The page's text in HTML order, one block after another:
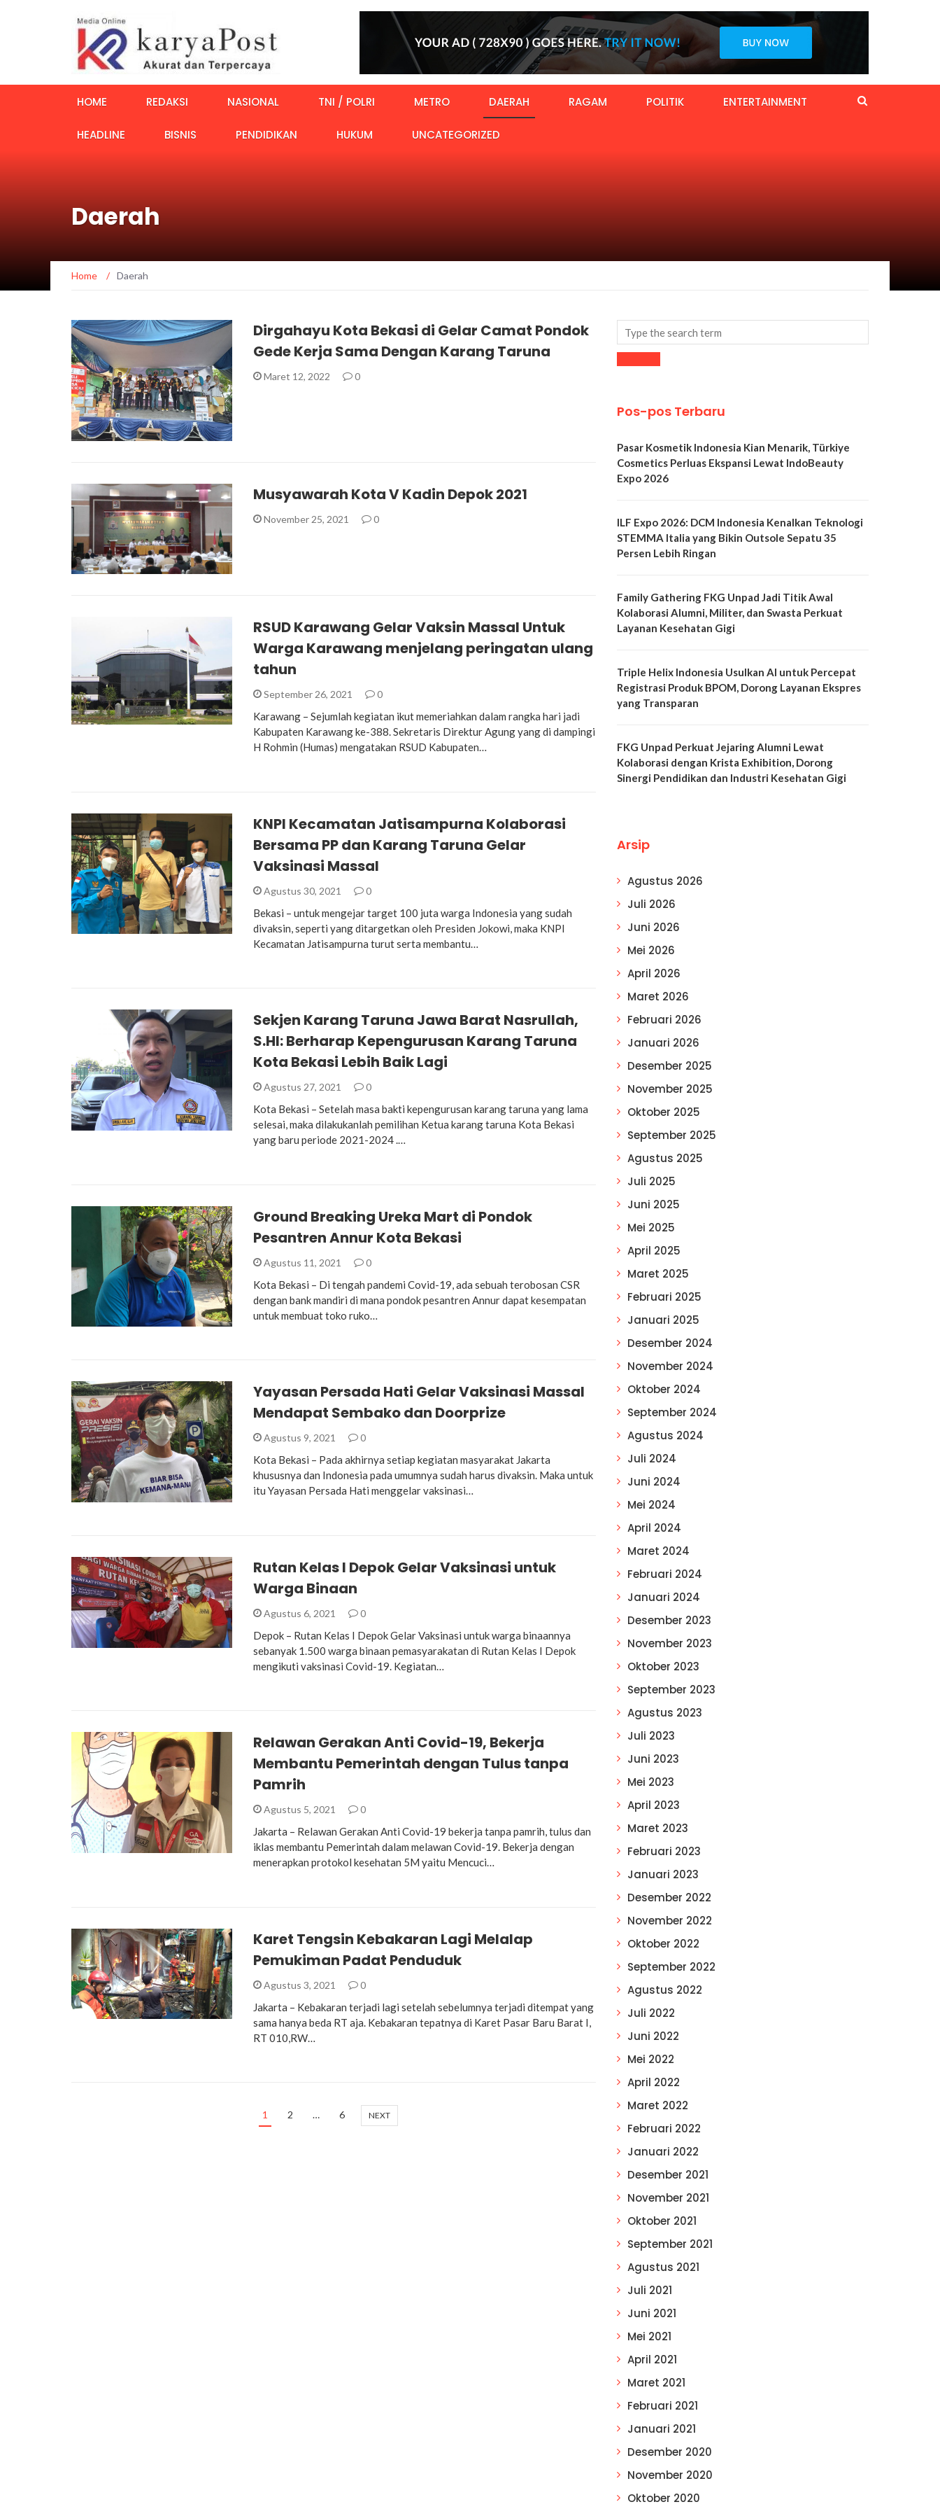
HOME REDAKSI NASIONAL TNI / POLRI METRO DAERAH RAGAM POLITIK ENTERTAINMENT
HEADLINE BISNIS PENDIDIKAN HUKUM UNCATEGORIZED
Daerah
Home / Daerah
Dirgahayu Kota Bekasi di Gelar Camat Pondok
Gede Kerja Sama Dengan Karang Taruna
Maret 12, 2022 0
Musyawarah Kota V Kadin Depok 2021
November 25, 2021 0
RSUD Karawang Gelar Vaksin Massal Untuk
Warga Karawang menjelang peringatan ulang
tahun
September 26, 2021 0
Karawang – Sejumlah kegiatan ikut memeriahkan dalam rangka hari jadi
Kabupaten Karawang ke-388. Sekretaris Direktur Agung yang di dampingi
H Rohmin (Humas) mengatakan RSUD Kabupaten…
KNPI Kecamatan Jatisampurna Kolaborasi
Bersama PP dan Karang Taruna Gelar
Vaksinasi Massal
Agustus 30, 2021 0
Bekasi – untuk mengejar target 100 juta warga Indonesia yang sudah
divaksin, seperti yang ditargetkan oleh Presiden Jokowi, maka KNPI
Kecamatan Jatisampurna turut serta membantu…
Sekjen Karang Taruna Jawa Barat Nasrullah,
S.HI: Berharap Kepengurusan Karang Taruna
Kota Bekasi Lebih Baik Lagi
Agustus 27, 2021 0
Kota Bekasi – Setelah masa bakti kepengurusan karang taruna yang lama
selesai, maka dilakukanlah pemilihan Ketua karang taruna Kota Bekasi
yang baru periode 2021-2024 .…
Ground Breaking Ureka Mart di Pondok
Pesantren Annur Kota Bekasi
Agustus 11, 2021 0
Kota Bekasi – Di tengah pandemi Covid-19, ada sebuah terobosan CSR
dengan bank mandiri di mana pondok pesantren Annur dapat kesempatan
untuk membuat toko ruko…
Yayasan Persada Hati Gelar Vaksinasi Massal
Mendapat Sembako dan Doorprize
Agustus 9, 2021 0
Kota Bekasi – Pada akhirnya setiap kegiatan masyarakat Jakarta
khususnya dan Indonesia pada umumnya sudah harus divaksin. Maka untuk
itu Yayasan Persada Hati menggelar vaksinasi…
Rutan Kelas I Depok Gelar Vaksinasi untuk
Warga Binaan
Agustus 6, 2021 0
Depok – Rutan Kelas I Depok Gelar Vaksinasi untuk warga binaannya
sebanyak 1.500 warga binaan pemasyarakatan di Rutan Kelas I Depok
mengikuti vaksinasi Covid-19. Kegiatan…
Relawan Gerakan Anti Covid-19, Bekerja
Membantu Pemerintah dengan Tulus tanpa
Pamrih
Agustus 5, 2021 0
Jakarta – Relawan Gerakan Anti Covid-19 bekerja tanpa pamrih, tulus dan
iklas membantu Pemerintah dalam melawan Covid-19. Bekerja dengan
menerapkan protokol kesehatan 5M yaitu Mencuci…
Karet Tengsin Kebakaran Lagi Melalap
Pemukiman Padat Penduduk
Agustus 3, 2021 0
Jakarta – Kebakaran terjadi lagi setelah sebelumnya terjadi ditempat yang
sama hanya beda RT aja. Kebakaran tepatnya di Karet Pasar Baru Barat I,
RT 010,RW…
1 2 … 6 NEXT
Pos-pos Terbaru
Pasar Kosmetik Indonesia Kian Menarik, Türkiye
Cosmetics Perluas Ekspansi Lewat IndoBeauty
Expo 2026
ILF Expo 2026: DCM Indonesia Kenalkan Teknologi
STEMMA Italia yang Bikin Outsole Sepatu 35
Persen Lebih Ringan
Family Gathering FKG Unpad Jadi Titik Awal
Kolaborasi Alumni, Militer, dan Swasta Perkuat
Layanan Kesehatan Gigi
Triple Helix Indonesia Usulkan AI untuk Percepat
Registrasi Produk BPOM, Dorong Layanan Ekspres
yang Transparan
FKG Unpad Perkuat Jejaring Alumni Lewat
Kolaborasi dengan Krista Exhibition, Dorong
Sinergi Pendidikan dan Industri Kesehatan Gigi
Arsip
Agustus 2026
Juli 2026
Juni 2026
Mei 2026
April 2026
Maret 2026
Februari 2026
Januari 2026
Desember 2025
November 2025
Oktober 2025
September 2025
Agustus 2025
Juli 2025
Juni 2025
Mei 2025
April 2025
Maret 2025
Februari 2025
Januari 2025
Desember 2024
November 2024
Oktober 2024
September 2024
Agustus 2024
Juli 2024
Juni 2024
Mei 2024
April 2024
Maret 2024
Februari 2024
Januari 2024
Desember 2023
November 2023
Oktober 2023
September 2023
Agustus 2023
Juli 2023
Juni 2023
Mei 2023
April 2023
Maret 2023
Februari 2023
Januari 2023
Desember 2022
November 2022
Oktober 2022
September 2022
Agustus 2022
Juli 2022
Juni 2022
Mei 2022
April 2022
Maret 2022
Februari 2022
Januari 2022
Desember 2021
November 2021
Oktober 2021
September 2021
Agustus 2021
Juli 2021
Juni 2021
Mei 2021
April 2021
Maret 2021
Februari 2021
Januari 2021
Desember 2020
November 2020
Oktober 2020